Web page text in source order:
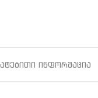
ᲘᲜᲤᲝᲠᲛᲐᲪᲘᲐ